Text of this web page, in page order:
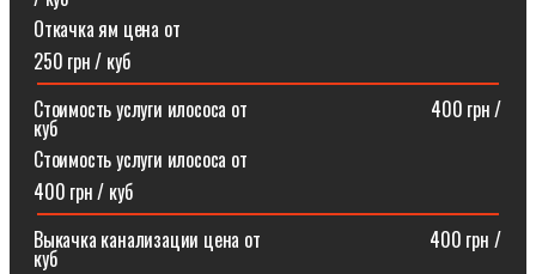
Откачка ям цена от
250 грн / куб
Стоимость услуги илососа от⠀⠀⠀⠀⠀⠀⠀⠀⠀⠀⠀⠀⠀400 грн /
куб
Стоимость услуги илососа от
400 грн / куб
Выкачка канализации цена от⠀⠀⠀⠀⠀⠀⠀⠀⠀⠀⠀⠀400 грн /
куб